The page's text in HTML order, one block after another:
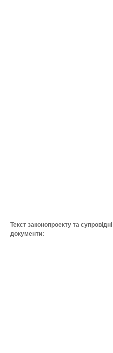
Текст законопроекту та супровідні
документи: